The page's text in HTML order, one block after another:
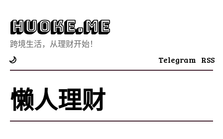
Huoke.Me
跨境生活，从理财开始！
🌙 Telegram RSS
懒人理财